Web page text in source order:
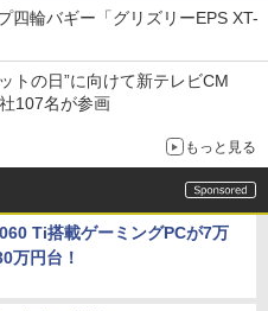
四輪バギー「グリズリーEPS XT-
トの日”に向けて新テレビCM
107名が参画
もっと見る
Ti搭載ゲーミングPCが7万
万円台！